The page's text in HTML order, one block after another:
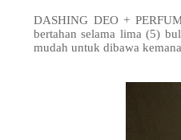
DASHING DEO +
bertahan selama lima (5)
mudah untuk dibawa